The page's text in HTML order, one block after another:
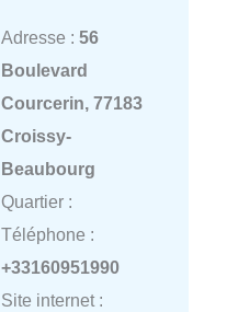
Adresse : 56
Boulevard
Courcerin, 77183
Croissy-
Beaubourg
Quartier :
Téléphone :
+33160951990
Site internet :